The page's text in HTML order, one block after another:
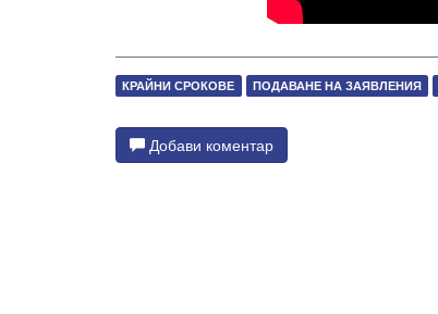
КРАЙНИ СРОКОВЕ ПОДАВАНЕ НА ЗАЯВЛЕНИЯ
Добави коментар